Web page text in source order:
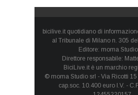
bicilive.it quotidiano di
al Tribunale di Milano n. 305
Editore: moma Studio
Direttore responsabile:
BiciLive.it è un marchio
© moma Studio srl - Via Ricotti
cap.soc. 10.400 euro I.V. -